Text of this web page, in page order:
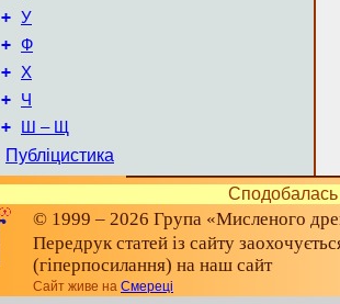
+ У
+ Ф
+ Х
+ Ч
+ Ш – Щ
Публіцистика
Сподобалась
© 1999 – 2026 Група «Мисленого
Передрук статей із сайту
(гіперпосилання) на наш сайт
Сайт живе на Смереці